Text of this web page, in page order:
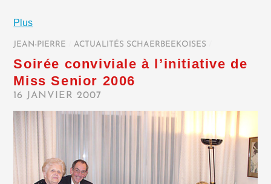
Plus
JEAN-PIERRE ACTUALITÉS SCHAERBEEKOISES
Soirée conviviale à l’initiative de
Miss Senior 2006
16 JANVIER 2007